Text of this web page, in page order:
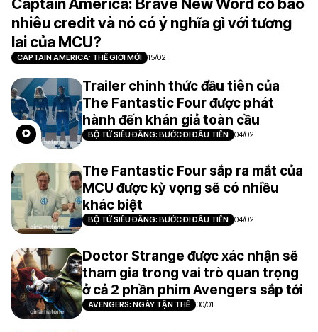
Captain America: Brave New Word có bao
nhiêu credit và nó có ý nghĩa gì với tương
lai của MCU?
CAPTAIN AMERICA: THẾ GIỚI MỚI 15/02
Trailer chính thức đầu tiên của
The Fantastic Four được phát
hành đến khán giả toàn cầu
BỘ TỨ SIÊU ĐẲNG: BƯỚC ĐI ĐẦU TIÊN 04/02
The Fantastic Four sắp ra mắt của
MCU được kỳ vọng sẽ có nhiều
khác biệt
BỘ TỨ SIÊU ĐẲNG: BƯỚC ĐI ĐẦU TIÊN 04/02
Doctor Strange được xác nhận sẽ
tham gia trong vai trò quan trọng
ở cả 2 phần phim Avengers sắp tới
AVENGERS: NGÀY TẬN THẾ 30/01